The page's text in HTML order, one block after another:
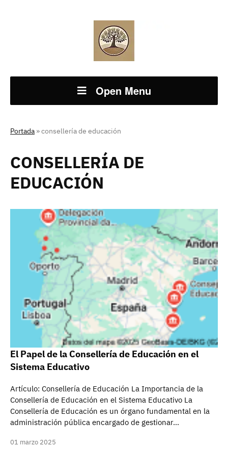
Open Menu
Portada »consellería de educación
CONSELLERÍA DE
EDUCACIÓN
El Papel de la Consellería de Educación en el
Sistema Educativo
Artículo: Consellería de Educación La Importancia de la
Consellería de Educación en el Sistema Educativo La
Consellería de Educación es un órgano fundamental en la
administración pública encargado de gestionar…
01 marzo 2025